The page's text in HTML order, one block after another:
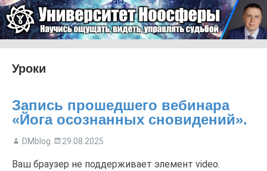
Университет Ноосферы
Уроки
Запись прошедшего вебинара
«Йога осознанных сновидений».
DMblog 29.08.2025
Ваш браузер не поддерживает элемент video.